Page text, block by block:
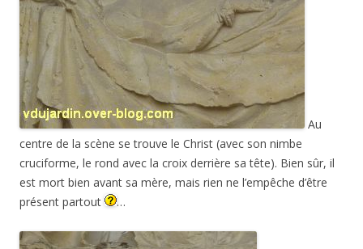
Au
centre de la scène se trouve le Christ (avec son nimbe
cruciforme, le rond avec la croix derrière sa tête). Bien sûr, il
est mort bien avant sa mère, mais rien ne l’empêche d’être
présent partout
…